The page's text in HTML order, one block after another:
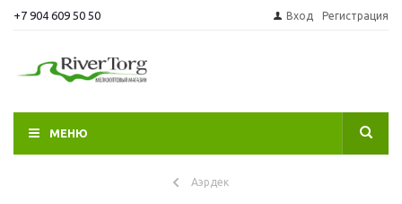
+7 904 609 50 50 Вход Регистрация
МЕНЮ
Аэрдек